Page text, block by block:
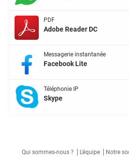
PDF
Adobe Reader DC
Messagerie instantanée
Facebook Lite
Téléphonie IP
Skype
Qui sommes-nous ? L'équipe Notre